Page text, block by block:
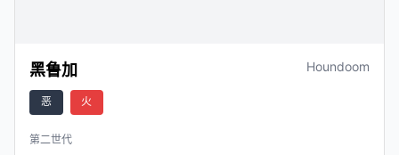
黑鲁加 Houndoom
恶 火
第二世代